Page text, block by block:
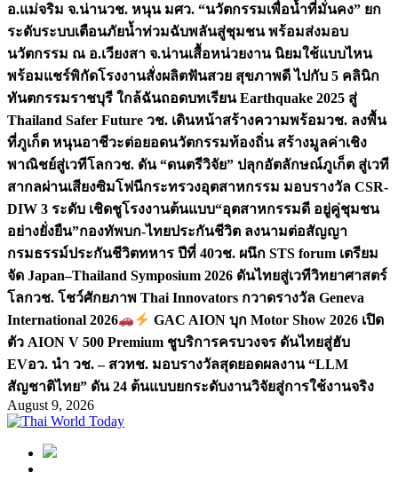
อ.แม่จริม จ.น่านวช. หนุน มศว. “นวัตกรรมเพื่อน้ำที่มั่นคง” ยก
ระดับระบบเตือนภัยน้ำท่วมฉับพลันสู่ชุมชน พร้อมส่งมอบ
นวัตกรรม ณ อ.เวียงสา จ.น่านเสื้อหน่วยงาน นิยมใช้แบบไหน
พร้อมแชร์พิกัดโรงงานสั่งผลิตฟันสวย สุขภาพดี ไปกับ 5 คลินิก
ทันตกรรมราชบุรี ใกล้ฉันถอดบทเรียน Earthquake 2025 สู่
Thailand Safer Future วช. เดินหน้าสร้างความพร้อมวช. ลงพื้น
ที่ภูเก็ต หนุนอาชีวะต่อยอดนวัตกรรมท้องถิ่น สร้างมูลค่าเชิง
พาณิชย์สู่เวทีโลกวช. ดัน “ดนตรีวิจัย” ปลุกอัตลักษณ์ภูเก็ต สู่เวที
สากลผ่านเสียงซิมโฟนีกระทรวงอุตสาหกรรม มอบรางวัล CSR-
DIW 3 ระดับ เชิดชูโรงงานต้นแบบ“อุตสาหกรรมดี อยู่คู่ชุมชน
อย่างยั่งยืน”กองทัพบก-ไทยประกันชีวิต ลงนามต่อสัญญา
กรมธรรม์ประกันชีวิตทหาร ปีที่ 40วช. ผนึก STS forum เตรียม
จัด Japan–Thailand Symposium 2026 ดันไทยสู่เวทีวิทยาศาสตร์
โลกวช. โชว์ศักยภาพ Thai Innovators กวาดรางวัล Geneva
International 2026
GAC AION บุก Motor Show 2026 เปิด
ตัว AION V 500 Premium ชูบริการครบวงจร ดันไทยสู่ฮับ
EVอว. นำ วช. – สวทช. มอบรางวัลสุดยอดผลงาน “LLM
สัญชาติไทย” ดัน 24 ต้นแบบยกระดับงานวิจัยสู่การใช้งานจริง
August 9, 2026